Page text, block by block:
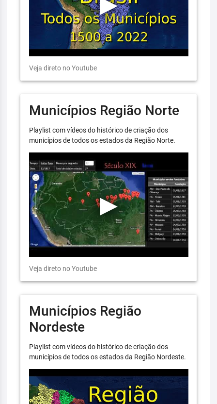
Veja direto no Youtube
Municípios Região Norte
Playlist com vídeos do histórico de criação dos
municípios de todos os estados da Região Norte.
Veja direto no Youtube
Municípios Região
Nordeste
Playlist com vídeos do histórico de criação dos
municípios de todos os estados da Região Nordeste.